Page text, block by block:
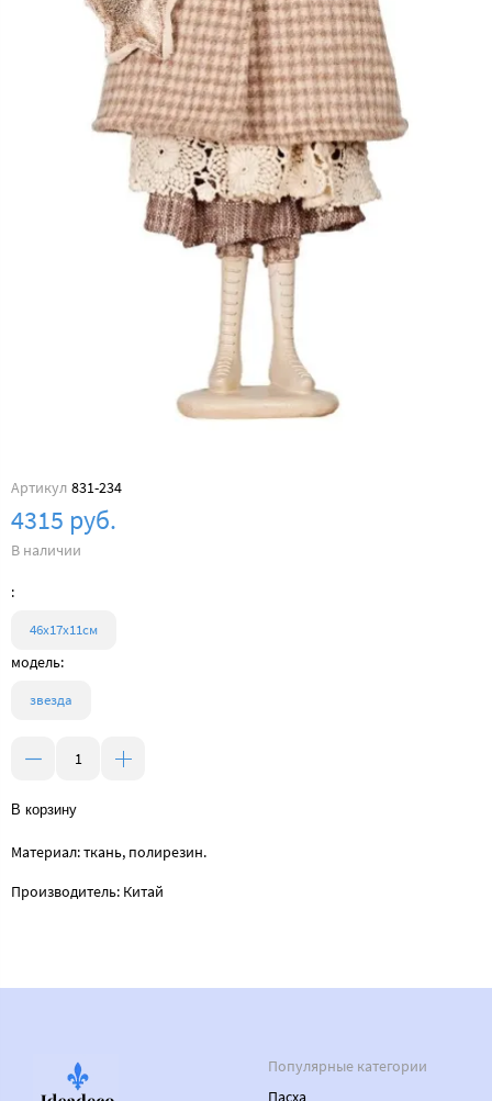
Артикул 831-234
4315 руб.
В наличии
:
46х17х11см
модель:
звезда
В корзину
Материал: ткань, полирезин.
Производитель: Китай
Популярные категории